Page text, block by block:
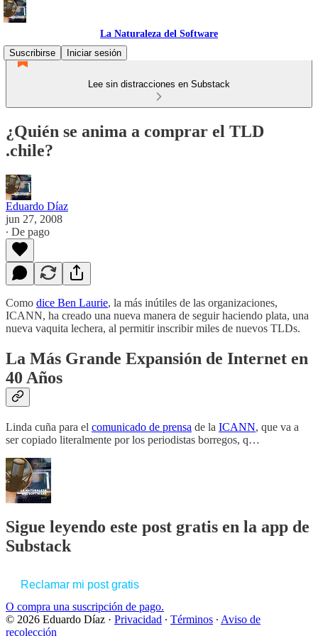
La Naturaleza del Software
Suscribirse
Iniciar sesión
Lee sin distracciones en Substack
¿Quién se anima a comprar el TLD
.chile?
Eduardo Díaz
jun 27, 2008
∙ De pago
Como dice Ben Laurie, la más inútiles de las organizaciones,
ICANN, ha creado una nueva manera de seguir haciendo plata, una
nueva vaquita lechera, al permitir inscribir miles de nuevos TLDs.
La Más Grande Expansión de Internet en
40 Años
Linda cuña para el comunicado de prensa de la ICANN, que va a
ser copiado literalmente por los periodistas borregos, q…
Sigue leyendo este post gratis en la app de
Substack
Reclamar mi post gratis
O compra una suscripción de pago.
© 2026 Eduardo Díaz · Privacidad ∙ Términos ∙ Aviso de
recolección